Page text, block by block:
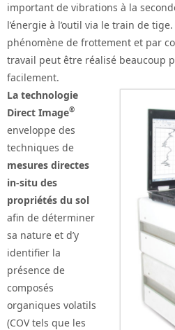
important de vibrations à la
l’énergie à l’outil via le train de
phénomène de frottement et par
travail peut être réalisé beaucoup
facilement.
La technologie
Direct Image®
enveloppe des
techniques de
mesures directes
in-situ des
propriétés du sol
afin de déterminer
sa nature et d’y
identifier la
présence de
composés
organiques volatils
(COV tels que les